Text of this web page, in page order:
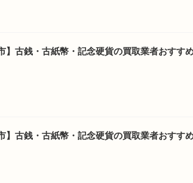
】古銭・古紙幣・記念硬貨の買取業者おすす
】古銭・古紙幣・記念硬貨の買取業者おすす